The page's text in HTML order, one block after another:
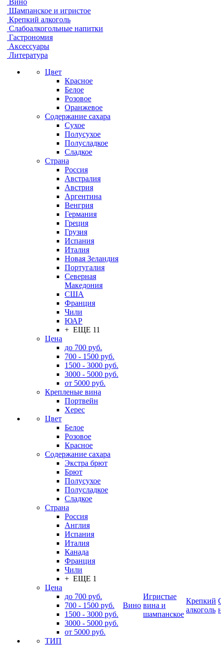
Вино
Шампанское и игристое
Крепкий алкоголь
Слабоалкогольные напитки
Гастрономия
Аксессуары
Литература
Цвет
Красное
Белое
Розовое
Оранжевое
Содержание сахара
Сухое
Полусухое
Полусладкое
Сладкое
Страна
Россия
Австралия
Австрия
Аргентина
Венгрия
Германия
Греция
Грузия
Испания
Италия
Новая Зеландия
Португалия
Северная
Македония
США
Франция
Чили
ЮАР
+ ЕЩЕ 11
Цена
до 700 руб.
700 - 1500 руб.
1500 - 3000 руб.
3000 - 5000 руб.
от 5000 руб.
Крепленые вина
Портвейн
Херес
Цвет
Белое
Розовое
Красное
Содержание сахара
Экстра брют
Брют
Полусухое
Полусладкое
Сладкое
Страна
Россия
Англия
Испания
Италия
Канада
Франция
Чили
+ ЕЩЕ 1
Цена
до 700 руб.
700 - 1500 руб.
1500 - 3000 руб.
3000 - 5000 руб.
от 5000 руб.
ТИП
Вино
Игристые
вина и
шампанское
Крепкий
алкоголь